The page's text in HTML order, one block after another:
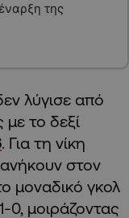
της
λύγισε από
με το δεξί
. Για τη νίκη
στον
μοναδικό γκολ
0, μοιράζοντας